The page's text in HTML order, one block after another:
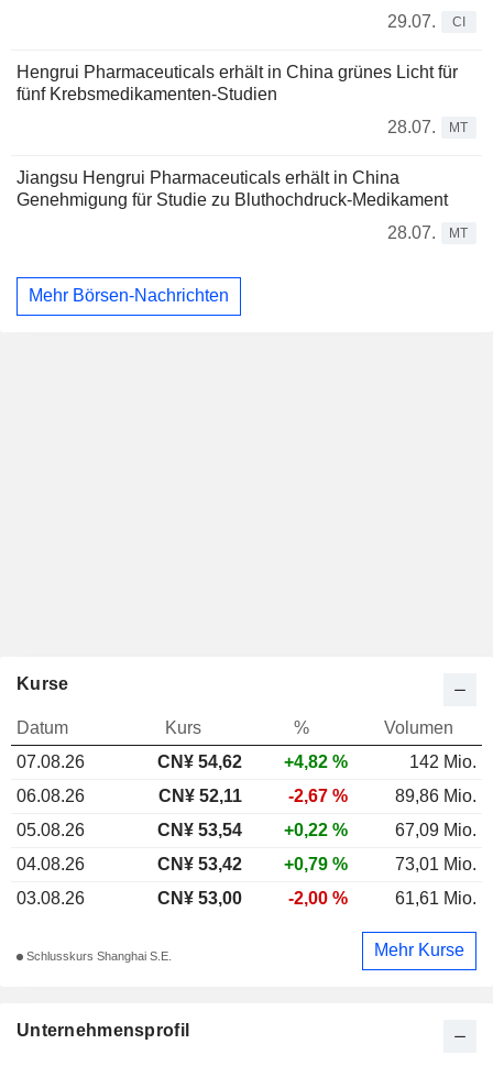
29.07.
CI
Hengrui Pharmaceuticals erhält in China grünes Licht für
fünf Krebsmedikamenten-Studien
28.07.
MT
Jiangsu Hengrui Pharmaceuticals erhält in China
Genehmigung für Studie zu Bluthochdruck-Medikament
28.07.
MT
Mehr Börsen-Nachrichten
Unternehmensprofil
Kurse
Datum Kurs %
Volumen
07.08.26
CN¥ 54,62 +4,82 %
142 Mio.
06.08.26
CN¥ 52,11 -2,67 %
89,86 Mio.
05.08.26
CN¥ 53,54 +0,22 %
67,09 Mio.
04.08.26
CN¥ 53,42 +0,79 %
73,01 Mio.
03.08.26
CN¥ 53,00 -2,00 % 61,61 Mio.
Schlusskurs Shanghai S.E. Mehr Kurse